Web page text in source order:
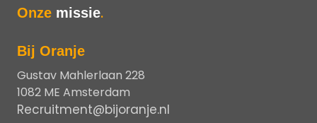
Onze missie.
Bij Oranje
Gustav Mahlerlaan 228
1082 ME Amsterdam
Recruitment@bijoranje.nl